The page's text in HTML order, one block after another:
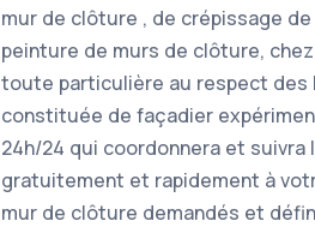
mur de clôture , de crépissage
peinture de murs de clôture,
toute particulière au respect des
constituée de façadier
24h/24 qui coordonnera et
gratuitement et rapidement à
mur de clôture demandés et